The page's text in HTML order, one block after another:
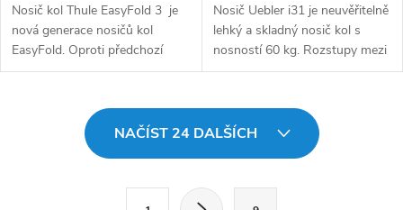
Nosič kol Thule EasyFold 3 je
nová generace nosičů kol
EasyFold. Oproti předchozí
verzi nabízí vyšší upínací "U"
rámu kola (elektrokola,...
Nosič Uebler i31 je neuvěřitelně
lehký a skladný nosič kol s
nosností 60 kg. Rozstupy mezi
koly (měřeno mezi ráfky kol)
pozici) a 20 cm (mezi...
NAČÍST 24 DALŠÍCH